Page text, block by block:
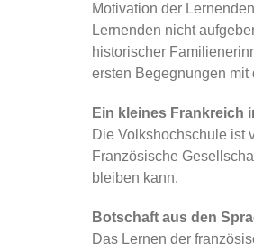
Motivation der
Lernenden nicht
historischer
ersten Begegnungen mit
Ein kleines Frankreich
Die Volkshochschule ist
Französische
bleiben kann.
Botschaft aus den
Das Lernen der